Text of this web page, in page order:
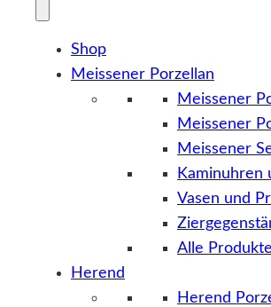
Shop
Meissener Porzellan
Meissener
Meissener
Meissener
Kaminuhren
Vasen und
Alle Produkte
Herend
Herend